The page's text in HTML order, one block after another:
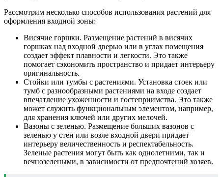
Рассмотрим несколько способов использования растений для
оформления входной зоны:
Висячие горшки. Размещение растений в висячих
горшках над входной дверью или в углах помещения
создает эффект плавности и легкости. Это также
помогает сэкономить пространство и придает интерьеру
оригинальность.
Стойки или тумбы с растениями. Установка стоек или
тумб с разнообразными растениями на входе создает
впечатление ухоженности и гостеприимства. Это также
может служить функциональным элементом, например,
для хранения ключей или других мелочей.
Вазоны с зеленью. Размещение больших вазонов с
зеленью у стен или возле входной двери придает
интерьеру величественность и респектабельность.
Зеленые растения могут быть как однолетними, так и
вечнозелеными, в зависимости от предпочтений хозяев.